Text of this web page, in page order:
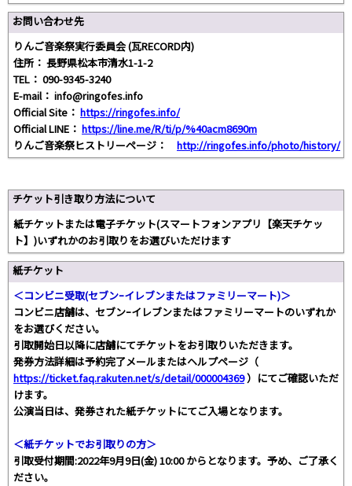
お問い合わせ先
りんご音楽祭実行委員会 (瓦RECORD内)
住所： 長野県松本市清水1-1-2
TEL： 090-9345-3240
E-mail： info@ringofes.info
Official Site： https://ringofes.info/
Official LINE： https://line.me/R/ti/p/%40acm8690m
りんご音楽祭ヒストリーページ： http://ringofes.info/photo/history/
チケット引き取り方法について
紙チケットまたは電子チケット(スマートフォンアプリ【楽天チケッ
ト】)いずれかのお引取りをお選びいただけます
紙チケット
＜コンビニ受取(セブンｰイレブンまたはファミリーマート)＞
コンビニ店舗は、セブンｰイレブンまたはファミリーマートのいずれか
をお選びください。
引取開始日以降に店舗にてチケットをお引取りいただきます。
発券方法詳細は予約完了メールまたはヘルプページ（
https://ticket.faq.rakuten.net/s/detail/000004369）にてご確認いただ
けます。
公演当日は、発券された紙チケットにてご入場となります。
＜紙チケットでお引取りの方＞
引取受付期間:2022年9月9日(金) 10:00 からとなります。予め、ご了承く
ださい。